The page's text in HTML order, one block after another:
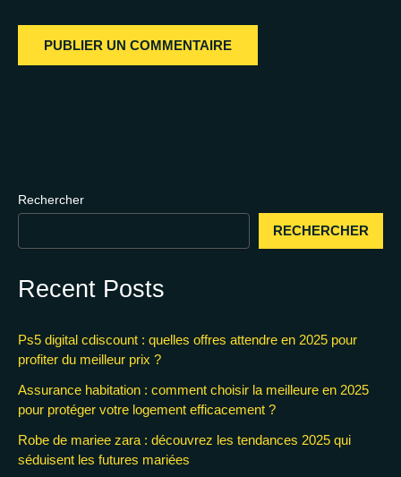
Rechercher
RECHERCHER
Recent Posts
Ps5 digital cdiscount : quelles offres attendre en 2025 pour
profiter du meilleur prix ?
Assurance habitation : comment choisir la meilleure en 2025
pour protéger votre logement efficacement ?
Robe de mariee zara : découvrez les tendances 2025 qui
séduisent les futures mariées